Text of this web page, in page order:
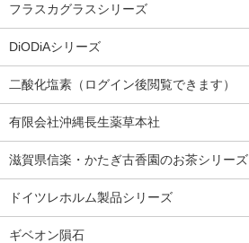
フラスカグラスシリーズ
DiODiAシリーズ
二酸化塩素（ログイン後閲覧できます）
有限会社沖縄長生薬草本社
滋賀県信楽・かたぎ古香園のお茶シリーズ
ドイツレホルム製品シリーズ
ギベオン隕石